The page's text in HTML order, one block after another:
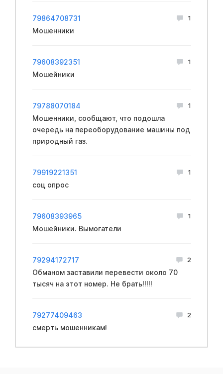
79864708731 1
Мошенники
79608392351 1
Мошейники
79788070184 1
Мошенники, сообщают, что подошла
очередь на переоборудование машины под
природный газ.
79919221351 1
соц опрос
79608393965 1
Мошейники. Вымогатели
79294172717 2
Обманом заставили перевести около 70
тысяч на этот номер. Не брать!!!!!
79277409463 2
смерть мошенникам!